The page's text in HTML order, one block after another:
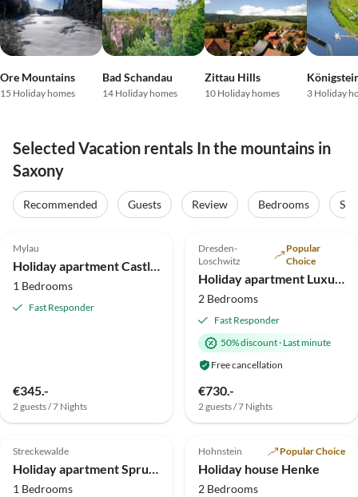
Ore Mountains
15 Holiday homes
Bad Schandau
14 Holiday homes
Zittau Hills
10 Holiday homes 3 Holiday
Selected Vacation rentals In the mountains in
Saxony
Recommended Guests Review Bedrooms
Top-Listing
Mylau
Holiday apartment Castle View
1 Bedrooms
Fast Responder
€345.-
2 guests / 7 Nights
Super Host
Top-Listing
Dresden-
Loschwitz
Popular
Choice
Holiday apartment Luxurious maisonette on the Weißer Hirsch
2 Bedrooms
Fast Responder
50% discount· Last minute
Free cancellation
€730.-
2 guests / 7 Nights
5.0 (18)
Streckewalde
Holiday apartment Sprunk
1 Bedrooms
4.9 (16)
Hohnstein Popular Choice
Holiday house Henke
2 Bedrooms